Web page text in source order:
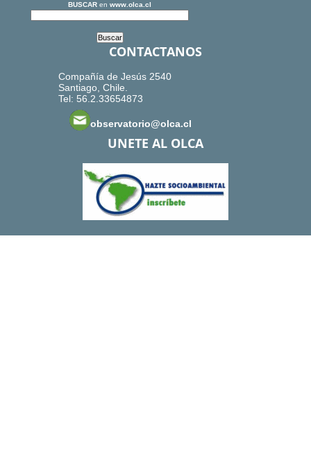
BUSCAR en www.olca.cl
CONTACTANOS
Compañía de Jesús 2540
Santiago, Chile.
Tel: 56.2.33654873
observatorio@olca.cl
UNETE AL OLCA